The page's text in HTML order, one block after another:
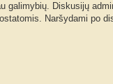
galimybių. Diskusijų
Naršydami po